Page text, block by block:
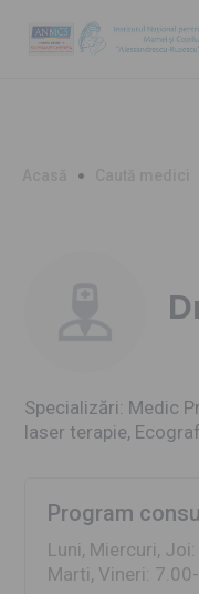
Specializări: Medic
laser terapie,
Program
Luni, Miercuri,
Marti, Vineri: